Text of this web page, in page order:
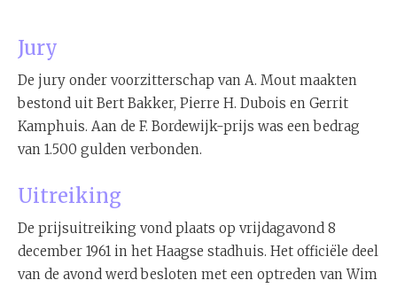
Jury
De jury onder voorzitterschap van A. Mout maakten
bestond uit Bert Bakker, Pierre H. Dubois en Gerrit
Kamphuis. Aan de F. Bordewijk-prijs was een bedrag
van 1.500 gulden verbonden.
Uitreiking
De prijsuitreiking vond plaats op vrijdagavond 8
december 1961 in het Haagse stadhuis. Het officiële deel
van de avond werd besloten met een optreden van Wim